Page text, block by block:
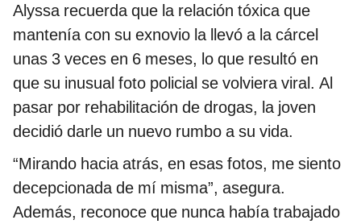
Alyssa recuerda que la relación tóxica que
mantenía con su exnovio la llevó a la cárcel
unas 3 veces en 6 meses, lo que resultó en
que su inusual foto policial se volviera viral. Al
pasar por rehabilitación de drogas, la joven
decidió darle un nuevo rumbo a su vida.
“Mirando hacia atrás, en esas fotos, me siento
decepcionada de mí misma”, asegura.
Además, reconoce que nunca había trabajado